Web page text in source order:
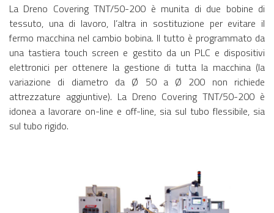
La Dreno Covering TNT/50-200 è munita di due bobine di
tessuto, una di lavoro, l’altra in sostituzione per evitare il
fermo macchina nel cambio bobina. Il tutto è programmato da
una tastiera touch screen e gestito da un PLC e dispositivi
elettronici per ottenere la gestione di tutta la macchina (la
variazione di diametro da Ø 50 a Ø 200 non richiede
attrezzature aggiuntive). La Dreno Covering TNT/50-200 è
idonea a lavorare on-line e off-line, sia sul tubo flessibile, sia
sul tubo rigido.